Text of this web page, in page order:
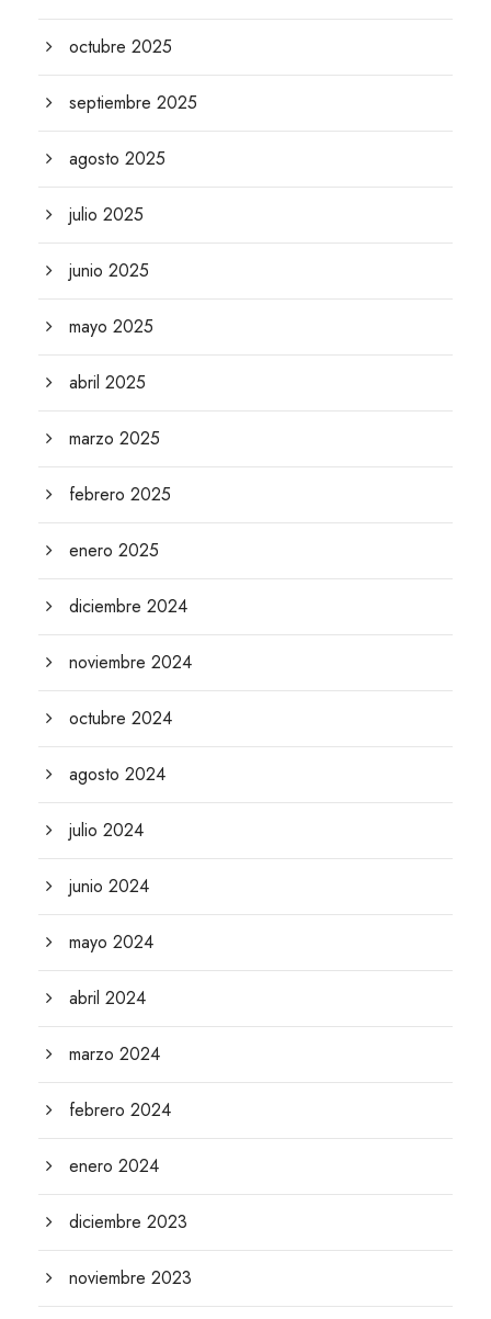
octubre 2025
septiembre 2025
agosto 2025
julio 2025
junio 2025
mayo 2025
abril 2025
marzo 2025
febrero 2025
enero 2025
diciembre 2024
noviembre 2024
octubre 2024
agosto 2024
julio 2024
junio 2024
mayo 2024
abril 2024
marzo 2024
febrero 2024
enero 2024
diciembre 2023
noviembre 2023